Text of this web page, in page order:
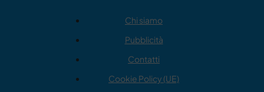
Chi siamo
Pubblicità
Contatti
Cookie Policy (UE)